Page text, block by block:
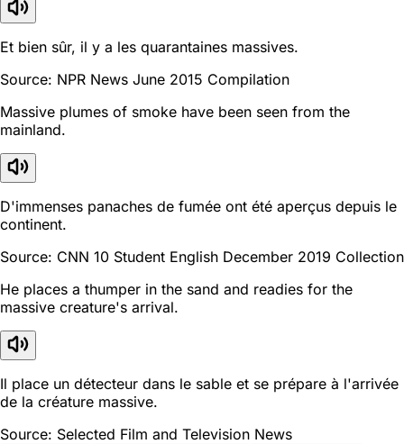
Et bien sûr, il y a les quarantaines massives.
Source: NPR News June 2015 Compilation
Massive plumes of smoke have been seen from the
mainland.
D'immenses panaches de fumée ont été aperçus depuis le
continent.
Source: CNN 10 Student English December 2019 Collection
He places a thumper in the sand and readies for the
massive creature's arrival.
Il place un détecteur dans le sable et se prépare à l'arrivée
de la créature massive.
Source: Selected Film and Television News